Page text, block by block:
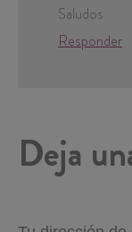
Saludos
Responder
Deja